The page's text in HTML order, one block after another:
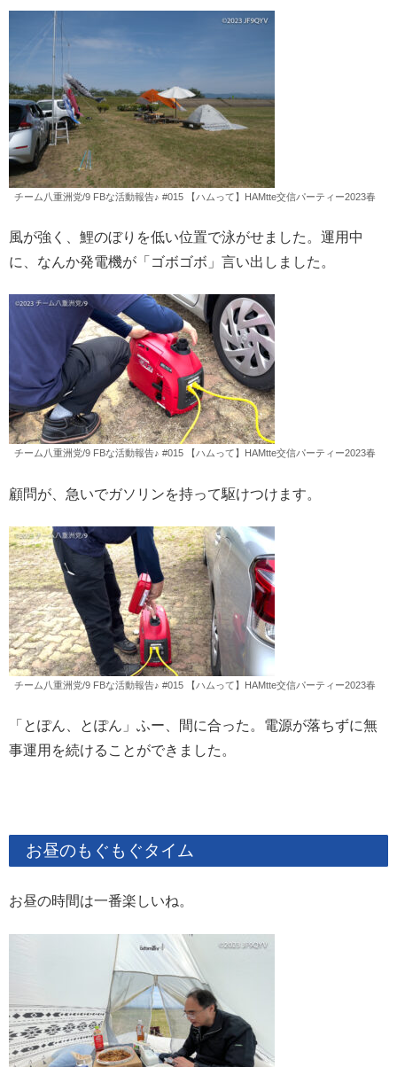
チーム八重洲党/9 FBな活動報告♪ #015 【ハムって】HAMtte交信パーティー2023春
風が強く、鯉のぼりを低い位置で泳がせました。運用中
に、なんか発電機が「ゴボゴボ」言い出しました。
チーム八重洲党/9 FBな活動報告♪ #015 【ハムって】HAMtte交信パーティー2023春
顧問が、急いでガソリンを持って駆けつけます。
チーム八重洲党/9 FBな活動報告♪ #015 【ハムって】HAMtte交信パーティー2023春
「とぽん、とぽん」ふー、間に合った。電源が落ちずに無
事運用を続けることができました。
お昼のもぐもぐタイム
お昼の時間は一番楽しいね。